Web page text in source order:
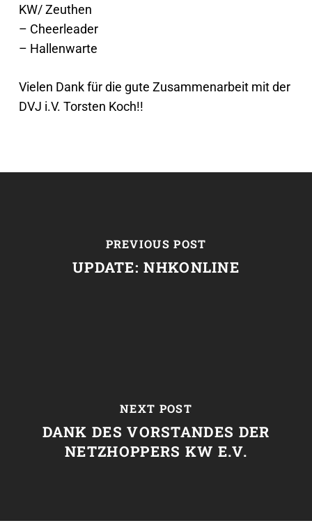
KW/ Zeuthen
– Cheerleader
– Hallenwarte
Vielen Dank für die gute Zusammenarbeit mit der
DVJ i.V. Torsten Koch!!
PREVIOUS POST
UPDATE: NHKONLINE
NEXT POST
DANK DES VORSTANDES DER
NETZHOPPERS KW E.V.